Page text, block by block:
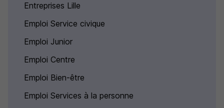
Entreprises Lille
Emploi Service civique
Emploi Junior
Emploi Centre
Emploi Bien-être
Emploi Services à la personne